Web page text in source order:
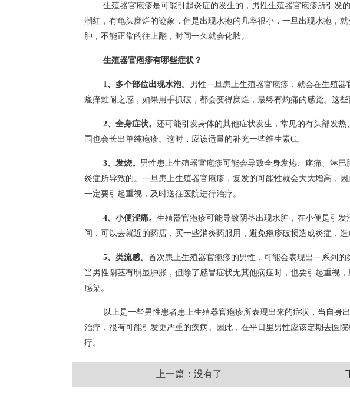
生殖器官疱疹是可能引起炎症的发生的，男性生殖器官疱疹所引发
潮红，有龟头糜烂的迹象，但是出现水疱的几率很小，一旦出现水疱，
肿，不能正常的往上翻，时间一久就会化脓。
生殖器官疱疹有哪些症状？
1、多个部位出现水泡。 男性一旦患上生殖器官疱疹，就会在生殖
瘙痒难耐之感，如果用手抓破，都会变得糜烂，最终有灼痛的感觉。这
2、全身症状。 还可能引发身体的其他症状发生，常见的有头部发
围也会长出单纯疱疹。这时，应该适量的补充一些维生素C。
3、发烧。 男性患上生殖器官疱疹可能会导致全身发热、疼痛、淋
炎症所导致的。一旦患上生殖器官疱疹，复发的可能性就会大大增高，
一定要引起重视，及时送往医院进行治疗。
4、小便涩痛。 生殖器官疱疹可能导致阴茎出现水肿，在小便是引
间，可以去就近的药店，买一些消炎药服用，避免疱疹破损造成炎症，造
5、类流感。 首次患上生殖器官疱疹的男性，可能会表现出一系列
当男性阴茎有明显肿胀，但除了感冒症状无其他病症时，也要引起重视
感染。
以上是一些男性患者患上生殖器官疱疹所表现出来的症状，当自身
治疗，很有可能引发更严重的疾病。因此，在平日里男性应该定期去医
疗。
上一篇：没有了